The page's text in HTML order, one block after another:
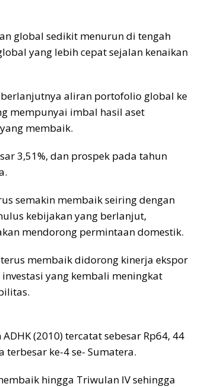
global sedikit menurun di tengah
yang lebih cepat sejalan kenaikan
aliran portofolio global ke
mempunyai imbal hasil aset
membaik.
3,51%, dan prospek pada tahun
semakin membaik seiring dengan
kebijakan yang berlanjut,
mendorong permintaan domestik.
membaik didorong kinerja ekspor
yang kembali meningkat
(2010) tercatat sebesar Rp64, 44
ke-4 se- Sumatera.
hingga Triwulan IV sehingga